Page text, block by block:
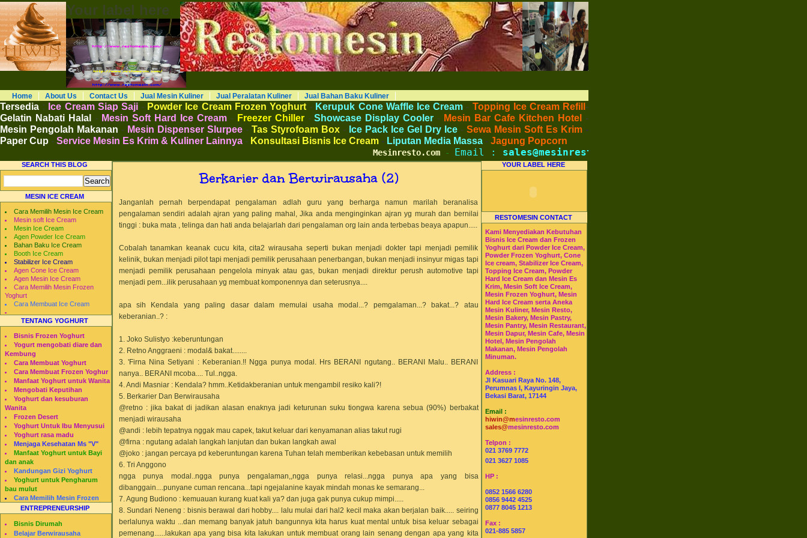
Your label here RESTO MESIN RESTO ALAT BAHAN BAKU KULINER RESTORAN DAPUR MESINRESTO RESTOMESIN HI-WIN ICE CREAM
Distributor Agen Jual Aneka Mesin Alat Peralatan Bahan Baku Memproduksi Mengolah Menyimpan Mengemas Menyajikan Makanan Minuman untuk Dapur Kuliner untuk
Cafe Hotel Restoran Pastry Bakery Food and Beverage. Distributor Agen Jual Aneka Mesin dan Bahan Baku Ice Cream Es Krim Gelato Frozen Yoghurt. Pusat Pelatihan dan
Pengembangan Entrepreneurship Kewirausahaan Peluang Usaha Bisnis UKM. Tips Resep Cara Memasak Membuat Jajanan Masakan Makanan Minuman Kue Roti Cake.
Home About Us Contact Us Jual Mesin Kuliner Jual Peralatan Kuliner Jual Bahan Baku Kuliner
Tersedia : Ice Cream Siap Saji- Powder Ice Cream Frozen Yoghurt - Kerupuk Cone Waffle Ice Cream - Topping Ice Cream Refill -
Gelatin Nabati Halal
- Mesin Soft Hard Ice Cream- Freezer Chiller-Showcase Display Cooler - Mesin Bar Cafe Kitchen Hotel
-
Mesin Pengolah Makanan - Mesin Dispenser Slurpee - Tas Styrofoam Box - Ice Pack Ice Gel Dry Ice - Sewa Mesin Soft Es Krim -
Paper Cup - Service Mesin Es Krim & Kuliner Lainnya - Konsultasi Bisnis Ice Cream - Liputan Media Massa - Jagung Popcorn
Mesinresto.com-Email : sales@mesinresto.com
SEARCH THIS BLOG
MESIN ICE CREAM
Cara Memilih Mesin Ice Cream
Mesin soft Ice Cream
Mesin Ice Cream
Agen Powder Ice Cream
Bahan Baku Ice Cream
Booth Ice Cream
Stabilizer Ice Cream
Agen Cone Ice Cream
Agen Mesin Ice Cream
Cara Memilih Mesin Frozen
Yoghurt
Cara Membuat Ice Cream
TENTANG YOGHURT
Bisnis Frozen Yoghurt
Yogurt mengobati diare dan
Kembung
Cara Membuat Yoghurt
Cara Membuat Frozen Yoghur
Manfaat Yoghurt untuk Wanita
Mengobati Keputihan
Yoghurt dan kesuburan
Wanita
Frozen Desert
Yoghurt Untuk Ibu Menyusui
Yoghurt rasa madu
Menjaga Kesehatan Ms "V"
Manfaat Yoghurt untuk Bayi
dan anak
Kandungan Gizi Yoghurt
Yoghurt untuk Pengharum
bau mulut
Cara Memilih Mesin Frozen
Yogurt
Restomesin
ENTREPRENEURSHIP
Bisnis Dirumah
Belajar Berwirausaha
Berkarier dan Berwirausaha (2)
Janganlah pernah berpendapat pengalaman adlah guru yang berharga namun marilah beranalisa
pengalaman sendiri adalah ajran yang paling mahal, Jika anda menginginkan ajran yg murah dan bernilai
tinggi : buka mata , telinga dan hati anda belajarlah dari pengalaman org lain anda terbebas beaya apapun.....
Cobalah tanamkan keanak cucu kita, cita2 wirausaha seperti bukan menjadi dokter tapi menjadi pemilik
kelinik, bukan menjadi pilot tapi menjadi pemilik perusahaan penerbangan, bukan menjadi insinyur migas tapi
menjadi pemilik perusahaan pengelola minyak atau gas, bukan menjadi direktur perush automotive tapi
menjadi pem...ilik perusahaan yg membuat komponennya dan seterusnya....
apa sih Kendala yang paling dasar dalam memulai usaha modal...? pemgalaman...? bakat...? atau
keberanian..? :
1. Joko Sulistyo :keberuntungan
2. Retno Anggraeni : modal& bakat........
3. 'Firna Nina Setiyani : Keberanian.!! Ngga punya modal. Hrs BERANI ngutang.. BERANI Malu.. BERANI
nanya.. BERANI mcoba.... Tul..ngga.
4. Andi Masniar : Kendala? hmm..Ketidakberanian untuk mengambil resiko kali?!
5. Berkarier Dan Berwirausaha
@retno : jika bakat di jadikan alasan enaknya jadi keturunan suku tiongwa karena sebua (90%) berbakat
menjadi wirausaha
@andi : lebih tepatnya nggak mau capek, takut keluar dari kenyamanan alias takut rugi
@firna : ngutang adalah langkah lanjutan dan bukan langkah awal
@joko : jangan percaya pd keberuntungan karena Tuhan telah memberikan kebebasan untuk memilih
6. Tri Anggono
ngga punya modal..ngga punya pengalaman,,ngga punya relasi...ngga punya apa yang bisa
dibanggain....punyane cuman rencana...tapi ngejalanine kayak mindah monas ke semarang...
7. Agung Budiono : kemuauan kurang kuat kali ya? dan juga gak punya cukup mimpi.....
8. Sundari Neneng : bisnis berawal dari hobby.... lalu mulai dari hal2 kecil maka akan berjalan baik..... seiring
berlalunya waktu ...dan memang banyak jatuh bangunnya kita harus kuat mental untuk bisa keluar sebagai
pemenang......lakukan apa yang bisa kita lakukan untuk membuat orang lain senang dengan apa yang kita
YOUR LABEL HERE
RESTOMESIN CONTACT
Kami Menyediakan Kebutuhan
Bisnis Ice Cream dan Frozen
Yoghurt dari Powder Ice Cream,
Powder Frozen Yoghurt, Cone
Ice cream, Stabilizer Ice Cream,
Topping Ice Cream, Powder
Hard Ice Cream dan Mesin Es
Krim, Mesin Soft Ice Cream,
Mesin Frozen Yoghurt, Mesin
Hard Ice Cream serta Aneka
Mesin Kuliner, Mesin Resto,
Mesin Bakery, Mesin Pastry,
Mesin Pantry, Mesin Restaurant,
Mesin Dapur, Mesin Cafe, Mesin
Hotel, Mesin Pengolah
Makanan, Mesin Pengolah
Minuman.
Address :
Jl Kasuari Raya No. 148,
Perumnas I, Kayuringin Jaya,
Bekasi Barat, 17144
Email :
hiwin@mesinresto.com
sales@mesinresto.com
Telpon :
021 3769 7772
021 3627 1085
HP :
0852 1566 6280
0856 9442 4525
0877 8045 1213
Fax :
021-885 5857